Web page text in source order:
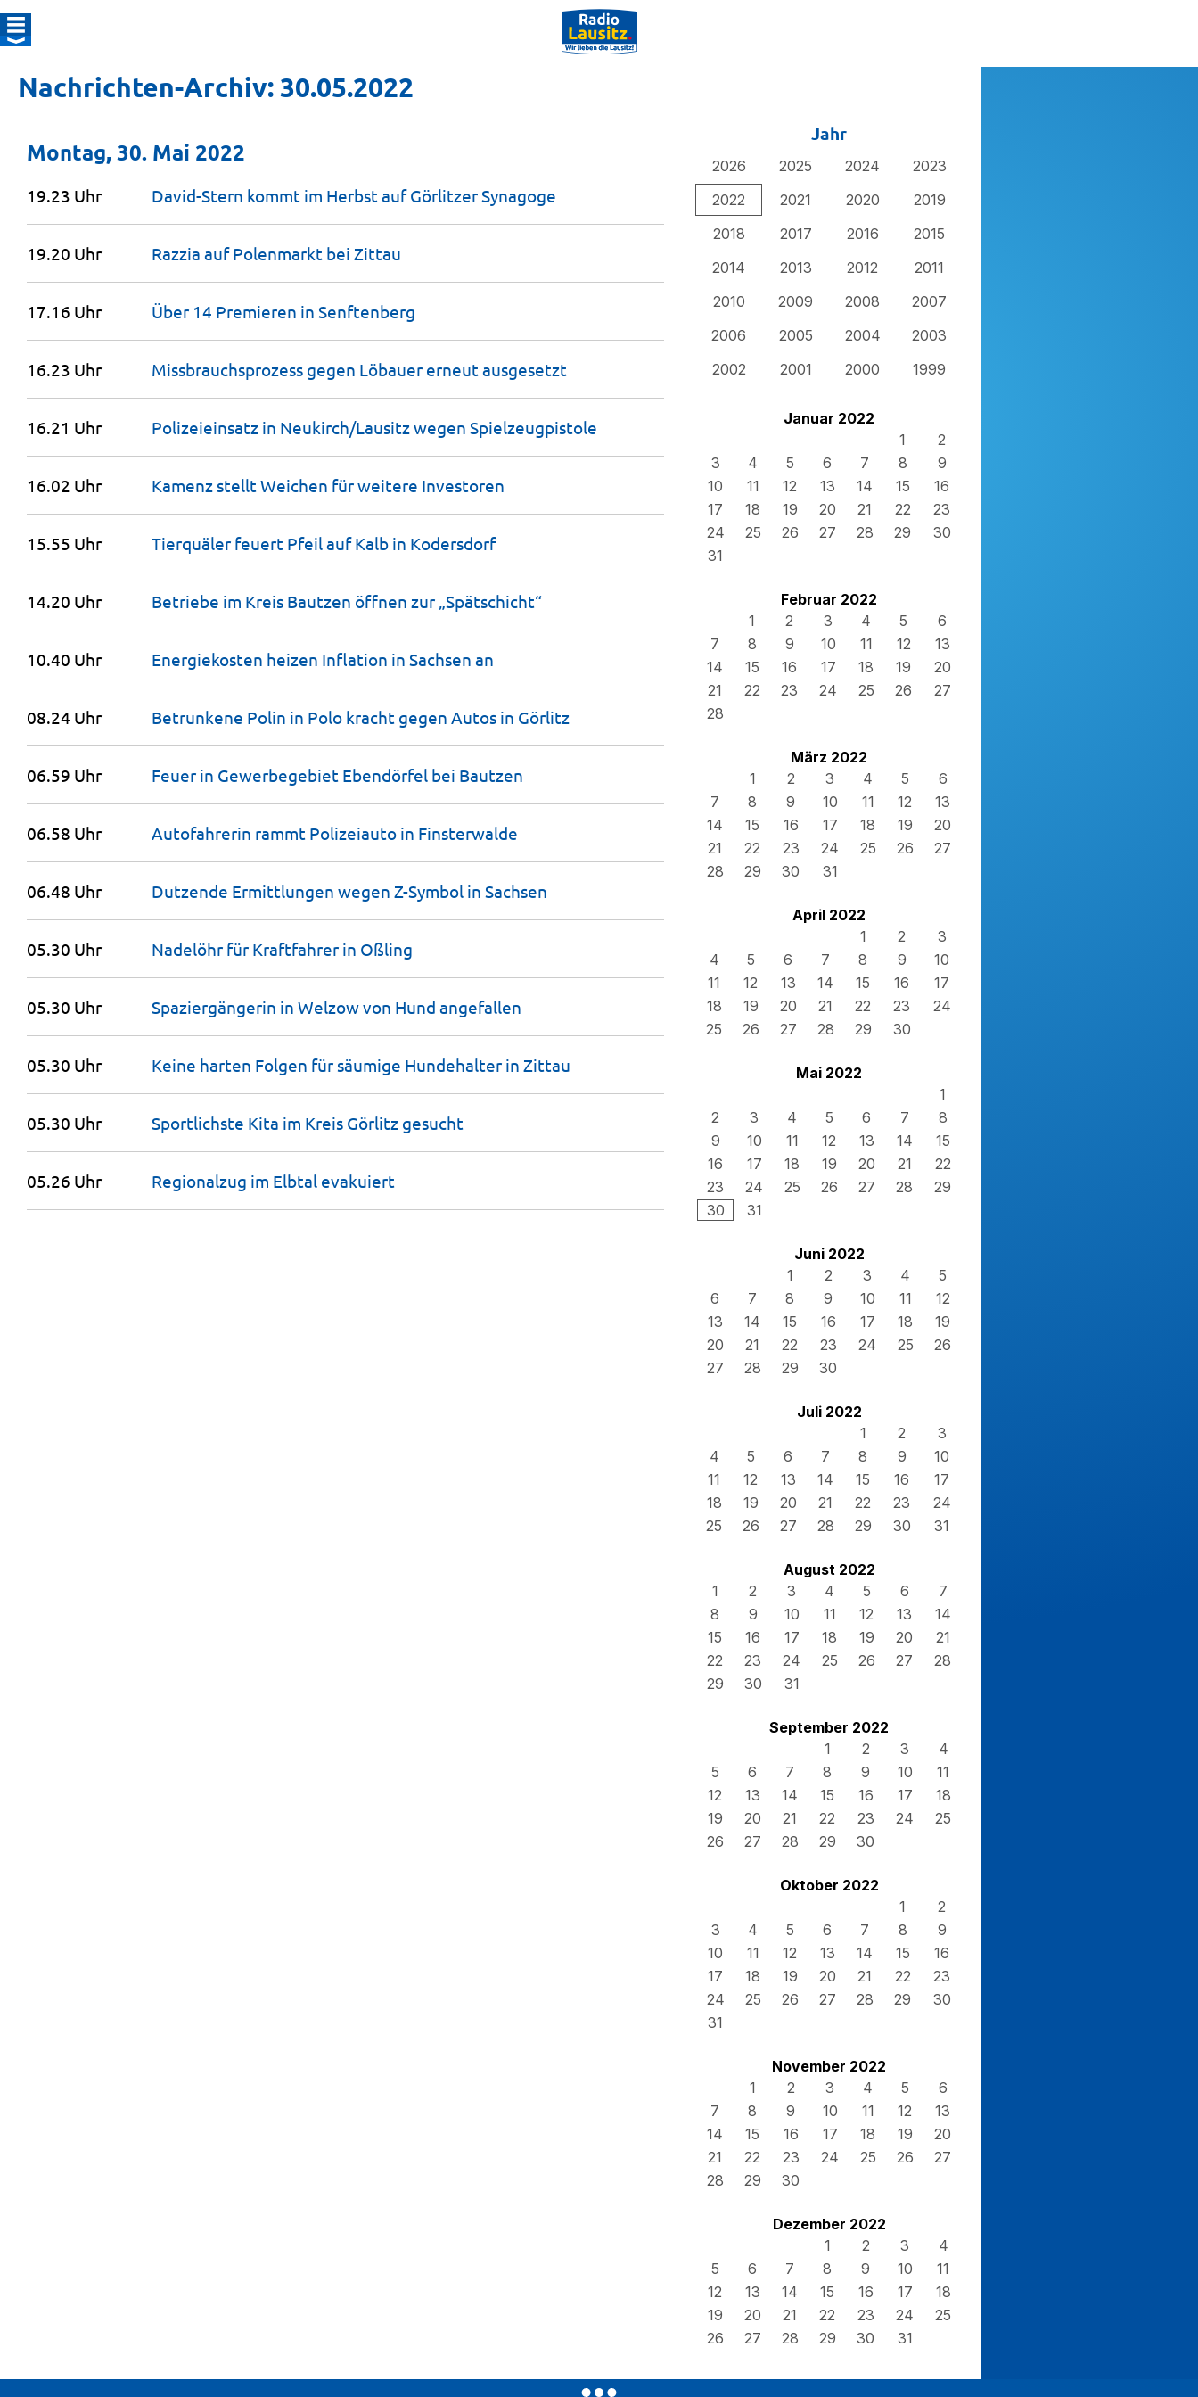
Nachrichten-Archiv: 30.05.2022
Jahr
2026 2025 2024
2023
2022
2021 2020
2019
2018
2017 2016
2015
2014
2013 2012
2011
2010
2009 2008
2007
2006
2005 2004
2003
2002
2001 2000 1999
Januar 2022
1
2
3
4 5 6 7 8
9
10
11 12 13 14 15
16
17
18 19 20 21 22
23
24
25 26 27 28 29
30
31
Februar 2022
1
2 3 4 5
6
7
8 9 10 11 12
13
14
15 16 17 18 19
20
21
22 23 24 25 26
27
28
März 2022
1
2 3 4 5
6
7
8 9 10 11 12
13
14
15 16 17 18 19
20
21
22 23 24 25 26
27
28
29 30 31
April 2022
1
2
3
4
5 6 7 8 9
10
11
12 13 14 15 16
17
18
19 20 21 22 23
24
25
26 27 28 29 30
Mai 2022
1
2
3 4 5 6 7
8
9
10 11 12 13 14
15
16
17 18 19 20 21
22
23
24 25 26 27 28
29
30
31
Juni 2022
1
2 3 4
5
6
7 8 9 10 11
12
13
14 15 16 17 18
19
20
21 22 23 24 25
26
27
28 29 30
Juli 2022
1
2
3
4
5 6 7 8 9
10
11
12 13 14 15 16
17
18
19 20 21 22 23
24
25
26 27 28 29 30 31
August 2022
1
2 3 4 5 6
7
8
9 10 11 12 13
14
15
16 17 18 19 20
21
22
23 24 25 26 27
28
29
30 31
September 2022
1
2 3
4
5
6 7 8 9 10
11
12
13 14 15 16 17
18
19
20 21 22 23 24
25
26
27 28 29 30
Oktober 2022
1
2
3
4 5 6 7 8
9
10
11 12 13 14 15
16
17
18 19 20 21 22
23
24
25 26 27 28 29
30
31
November 2022
1
2 3 4 5
6
7
8 9 10 11 12
13
14
15 16 17 18 19
20
21
22 23 24 25 26
27
28
29 30
Dezember 2022
1
2 3
4
5
6 7 8 9 10
11
12
13 14 15 16 17
18
19
20 21 22 23 24
25
26
27 28 29 30 31
Montag, 30. Mai 2022
19.23 Uhr David-Stern kommt im Herbst auf GörlitzerSynagoge
19.20 Uhr Razzia auf Polenmarkt bei Zittau
17.16 Uhr Über 14 Premieren in Senftenberg
16.23 Uhr Missbrauchsprozess gegen Löbauer erneutausgesetzt
16.21 Uhr Polizeieinsatz in Neukirch/Lausitz wegen Spielzeugpistole
16.02 Uhr Kamenz stellt Weichen für weitere Investoren
15.55 Uhr Tierquäler feuert Pfeil auf Kalb in Kodersdorf
14.20 Uhr Betriebe im Kreis Bautzen öffnen zur „Spätschicht“
10.40 Uhr Energiekosten heizen Inflation in Sachsen an
08.24 Uhr Betrunkene Polin in Polo kracht gegen Autos in Görlitz
06.59 Uhr Feuer in Gewerbegebiet Ebendörfel bei Bautzen
06.58 Uhr Autofahrerin rammt Polizeiauto in Finsterwalde
06.48 Uhr Dutzende Ermittlungen wegen Z-Symbol in Sachsen
05.30 Uhr Nadelöhr für Kraftfahrer in Oßling
05.30 Uhr Spaziergängerin in Welzow von Hund angefallen
05.30 Uhr Keine harten Folgen für säumige Hundehalter in Zittau
05.30 Uhr Sportlichste Kita im Kreis Görlitz gesucht
05.26 Uhr Regionalzug im Elbtal evakuiert